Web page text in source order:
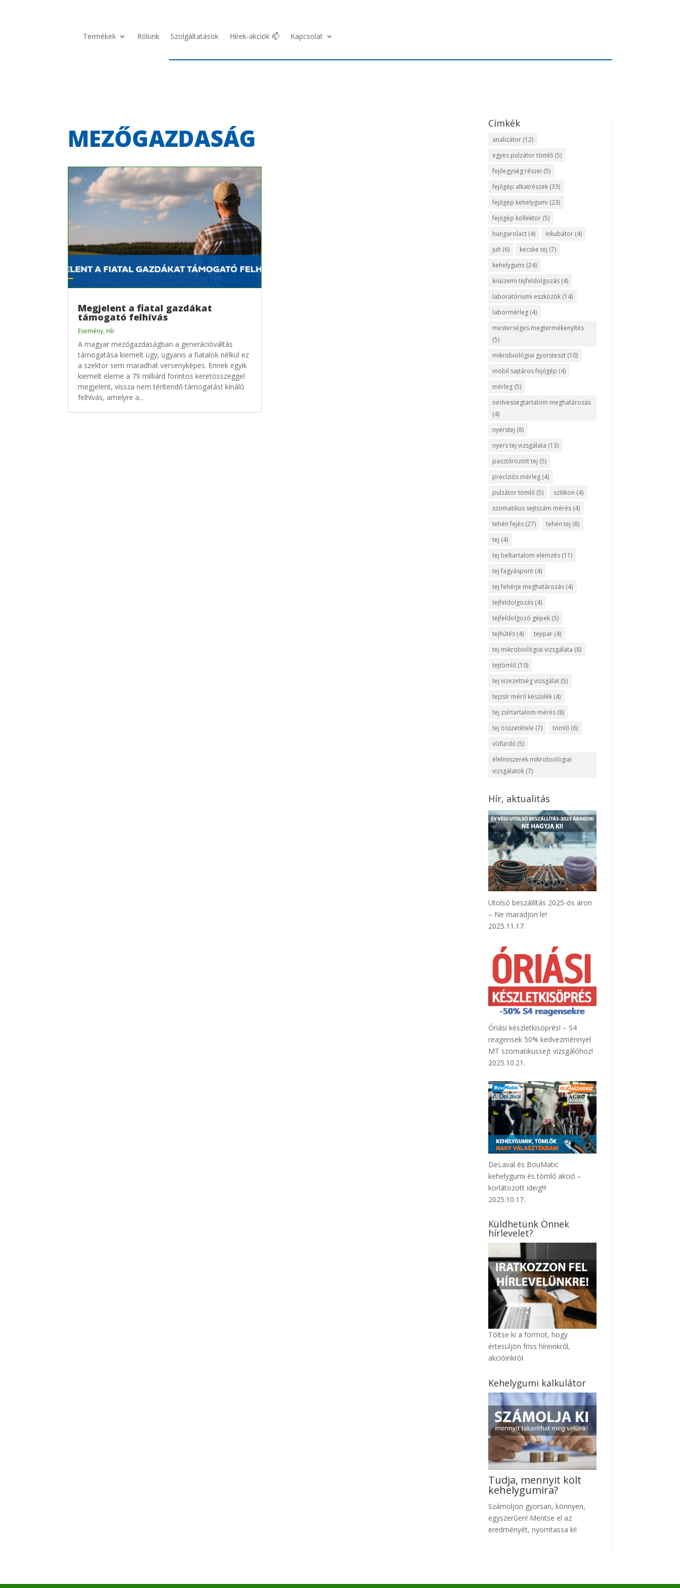
Termékek Rólunk Szolgáltatások Hírek-akciók 📫 Kapcsolat
MEZŐGAZDASÁG
Megjelent a fiatal gazdákat
támogató felhívás
Esemény, Hír
A magyar mezőgazdaságban a generációváltás
támogatása kiemelt ügy, ugyanis a fiatalok nélkül ez
a szektor sem maradhat versenyképes. Ennek egyik
kiemelt eleme a 79 milliárd forintos keretösszeggel
megjelent, vissza nem térítendő támogatást kínáló
felhívás, amelyre a...
Címkék
analizátor(12)
egyes pulzátor tömlő(5)
fejőegység részei (5)
fejőgép alkatrészek(33)
fejőgép kehelygumi (23)
fejőgép kollektor(5)
hungarolact(4) inkubátor(4)
juh (6) kecske tej (7)
kehelygumi (24)
kisüzemi tejfeldolgozás(4)
laboratóriumi eszközök(14)
labormérleg(4)
mesterséges megtermékenyítés
(5)
mikrobiológiai gyorsteszt(10)
mobil sajtáros fejőgép (4)
mérleg(5)
nedvességtartalom meghatározás
(4)
nyerstej (8)
nyers tej vizsgálata (13)
pasztőrözött tej (5)
precíziós mérleg(4)
pulzátor tömlő(5) szilikon (4)
szomatikus sejtszám mérés(4)
tehén fejés(27) tehén tej (8)
tej (4)
tej beltartalom elemzés(11)
tej fagyáspont(4)
tej fehérje meghatározás(4)
tejfeldolgozás(4)
tejfeldolgozó gépek(5)
tejhűtés(4) tejipar(4)
tej mikrobiológiai vizsgálata (8)
tejtömlő(10)
tej vizezettség vizsgálat(5)
tejzsír mérő készülék(4)
tej zsírtartalom mérés(8)
tej összetétele (7) tömlő(6)
vízfürdő(5)
élelmiszerek mikrobiológiai
vizsgálatok(7)
Hír, aktualitás
Utolsó beszállítás 2025-ös áron
– Ne maradjon le!
2025.11.17.
Óriási készletkisöprés! – S4
reagensek 50% kedvezménnyel
MT szomatikussejt vizsgálóhoz!
2025.10.21.
DeLaval és BouMatic
kehelygumi és tömlő akció –
korlátozott ideig!!!
2025.10.17.
Küldhetünk Önnek
hírlevelet?
Töltse ki a formot, hogy
értesüljön friss híreinkről,
akcióinkról
Kehelygumi kalkulátor
Tudja, mennyit költ
kehelygumira?
Számoljon gyorsan, könnyen,
egyszerűen! Mentse el az
eredményét, nyomtassa ki!